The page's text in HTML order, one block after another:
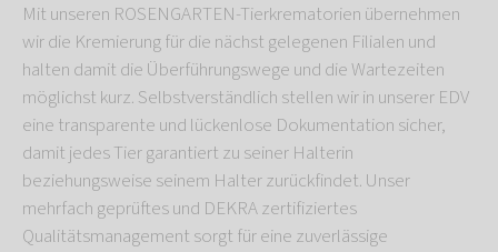
Mit unseren ROSENGARTEN-Tierkrematorien übernehmen
wir die Kremierung für die nächst gelegenen Filialen und
halten damit die Überführungswege und die Wartezeiten
möglichst kurz. Selbstverständlich stellen wir in unserer EDV
eine transparente und lückenlose Dokumentation sicher,
damit jedes Tier garantiert zu seiner Halterin
beziehungsweise seinem Halter zurückfindet. Unser
mehrfach geprüftes und DEKRA zertifiziertes
Qualitätsmanagement sorgt für eine zuverlässige